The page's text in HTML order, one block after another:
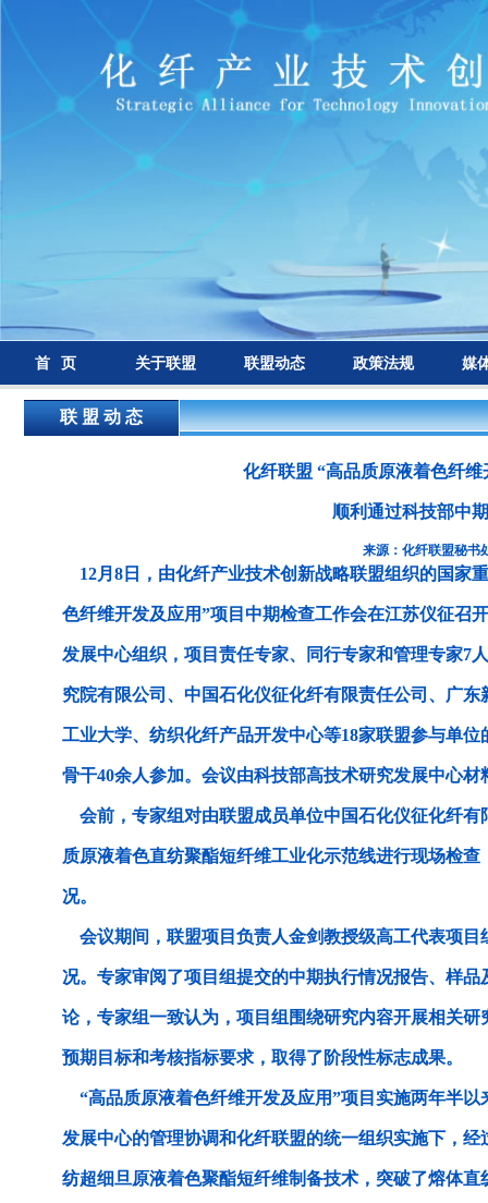
首 页 关于联盟 联盟动态 政策法规 媒
联 盟 动 态
化纤联盟 “高品质原液着色纤
顺利通过科技部中
来源：化纤联盟秘书
12月8日，由化纤产业技术创新战略联盟组织的国家
色纤维开发及应用”项目中期检查工作会在江苏仪征召
发展中心组织，项目责任专家、同行专家和管理专家7
究院有限公司、中国石化仪征化纤有限责任公司、广
工业大学、纺织化纤产品开发中心等18家联盟参与单
骨干40余人参加。会议由科技部高技术研究发展中心
会前，专家组对由联盟成员单位中国石化仪征化纤有
质原液着色直纺聚酯短纤维工业化示范线进行现场检
况。
会议期间，联盟项目负责人金剑教授级高工代表项目
况。专家审阅了项目组提交的中期执行情况报告、样
论，专家组一致认为，项目组围绕研究内容开展相关
预期目标和考核指标要求，取得了阶段性标志成果。
“高品质原液着色纤维开发及应用”项目实施两年半以
发展中心的管理协调和化纤联盟的统一组织实施下，
纺超细旦原液着色聚酯短纤维制备技术，突破了熔体